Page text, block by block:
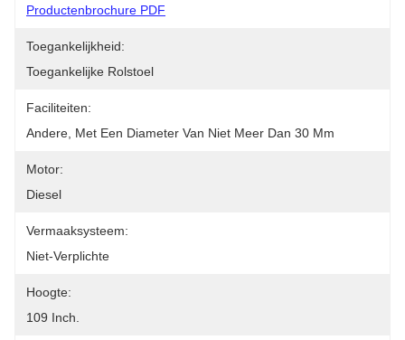
Productenbrochure PDF
Toegankelijkheid:
Toegankelijke Rolstoel
Faciliteiten:
Andere, Met Een Diameter Van Niet Meer Dan 30 Mm
Motor:
Diesel
Vermaaksysteem:
Niet-Verplichte
Hoogte:
109 Inch.